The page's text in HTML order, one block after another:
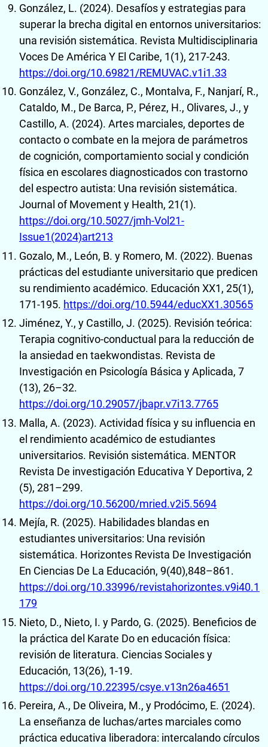
González, L. (2024). Desafíos y estrategias para
superar la brecha digital en entornos universitarios:
una revisión sistemática. Revista Multidisciplinaria
Voces De América Y El Caribe, 1(1), 217-243.
https://doi.org/10.69821/REMUVAC.v1i1.33
González, V., González, C., Montalva, F., Nanjarí, R.,
Cataldo, M., De Barca, P., Pérez, H., Olivares, J., y
Castillo, A. (2024). Artes marciales, deportes de
contacto o combate en la mejora de parámetros
de cognición, comportamiento social y condición
física en escolares diagnosticados con trastorno
del espectro autista: Una revisión sistemática.
Journal of Movement y Health, 21(1).
https://doi.org/10.5027/jmh-Vol21-
Issue1(2024)art213
Gozalo, M., León, B. y Romero, M. (2022). Buenas
prácticas del estudiante universitario que predicen
su rendimiento académico. Educación XX1, 25(1),
171-195. https://doi.org/10.5944/educXX1.30565
Jiménez, Y., y Castillo, J. (2025). Revisión teórica:
Terapia cognitivo-conductual para la reducción de
la ansiedad en taekwondistas. Revista de
Investigación en Psicología Básica y Aplicada, 7
(13), 26–32.
https://doi.org/10.29057/jbapr.v7i13.7765
Malla, A. (2023). Actividad física y su influencia en
el rendimiento académico de estudiantes
universitarios. Revisión sistemática. MENTOR
Revista De investigación Educativa Y Deportiva, 2
(5), 281–299.
https://doi.org/10.56200/mried.v2i5.5694
Mejía, R. (2025). Habilidades blandas en
estudiantes universitarios: Una revisión
sistemática. Horizontes Revista De Investigación
En Ciencias De La Educación, 9(40),848–861.
https://doi.org/10.33996/revistahorizontes.v9i40.1
179
Nieto, D., Nieto, I. y Pardo, G. (2025). Beneficios de
la práctica del Karate Do en educación física:
revisión de literatura. Ciencias Sociales y
Educación, 13(26), 1-19.
https://doi.org/10.22395/csye.v13n26a4651
Pereira, A., De Oliveira, M., y Prodócimo, E. (2024).
La enseñanza de luchas/artes marciales como
práctica educativa liberadora: intercalando círculos